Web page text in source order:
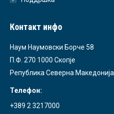
Контакт инфо
Наум Наумовски Борче 58
П.Ф. 270 1000 Скопје
Република Северна Македонија
Телефон:
+389 2 3217000